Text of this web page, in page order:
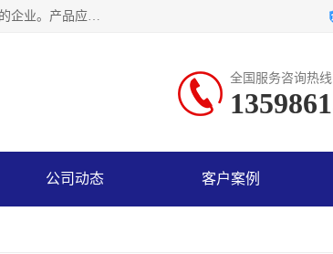
河南大林橡胶通信器材有限公司是一个专注于各种橡胶件、离合器及配件、泥浆泵及配件等产品设计制造和加工的企业。产品应用于矿山、冶金、石油、钢铁、化工、水泥、船舶、造纸、通用机械等各种大功率机械传动或制动装置。
全国服务咨询热
公司动态 客户案例